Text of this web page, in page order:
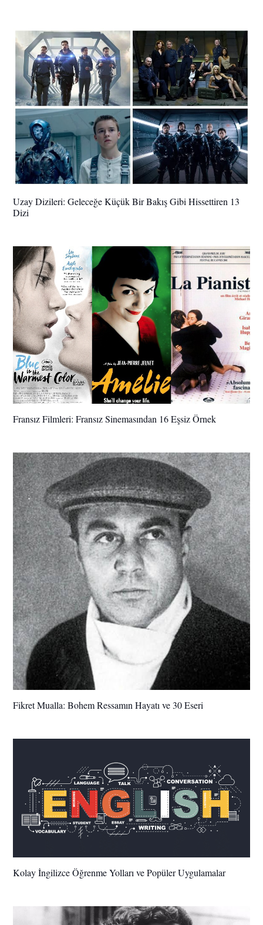
Uzay Dizileri: Geleceğe Küçük Bir Bakış Gibi Hissettiren 13
Dizi
Fransız Filmleri: Fransız Sinemasından 16 Eşsiz Örnek
Fikret Mualla: Bohem Ressamın Hayatı ve 30 Eseri
Kolay İngilizce Öğrenme Yolları ve Popüler Uygulamalar